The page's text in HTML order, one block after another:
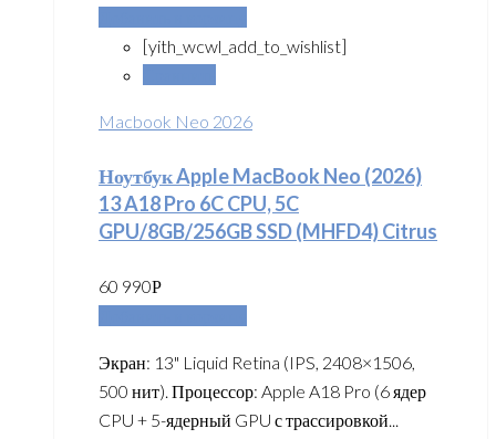
[yith_wcwl_add_to_wishlist]
Macbook Neo 2026
Ноутбук Apple MacBook Neo (2026)
13 A18 Pro 6C CPU, 5C
GPU/8GB/256GB SSD (MHFD4) Citrus
60 990Р
Экран: 13" Liquid Retina (IPS, 2408×1506,
500 нит). Процессор: Apple A18 Pro (6 ядер
CPU + 5-ядерный GPU с трассировкой...